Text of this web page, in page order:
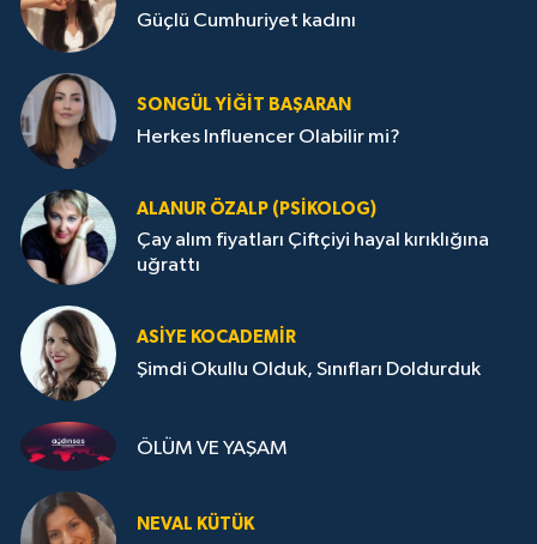
Güçlü Cumhuriyet kadını
SONGÜL YIĞIT BAŞARAN
Herkes Influencer Olabilir mi?
ALANUR ÖZALP (PSIKOLOG)
Çay alım fiyatları Çiftçiyi hayal kırıklığına
uğrattı
ASIYE KOCADEMİR
Şimdi Okullu Olduk, Sınıfları Doldurduk
ÖLÜM VE YAŞAM
NEVAL KÜTÜK